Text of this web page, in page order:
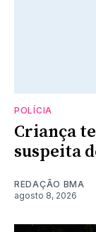
POLÍCIA
Criança
suspeita
REDAÇÃO BMA
agosto 8, 2026